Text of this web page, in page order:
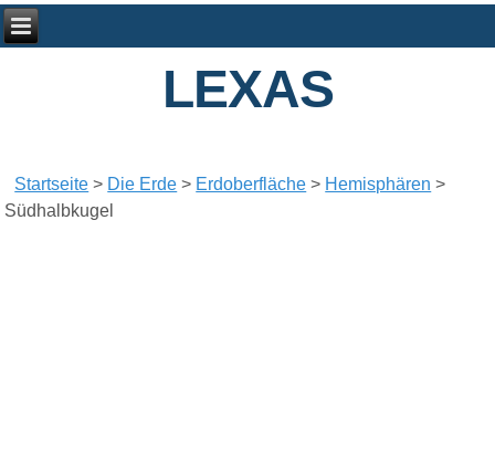
LEXAS
Startseite > Die Erde > Erdoberfläche > Hemisphären >
Südhalbkugel